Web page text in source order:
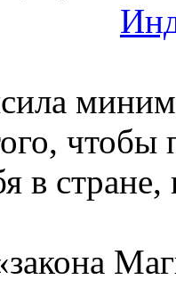
чтобы
в